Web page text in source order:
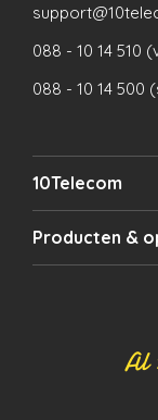
088 - 10 14 510
088 - 10 14 500
10Telecom
Producten &
Al